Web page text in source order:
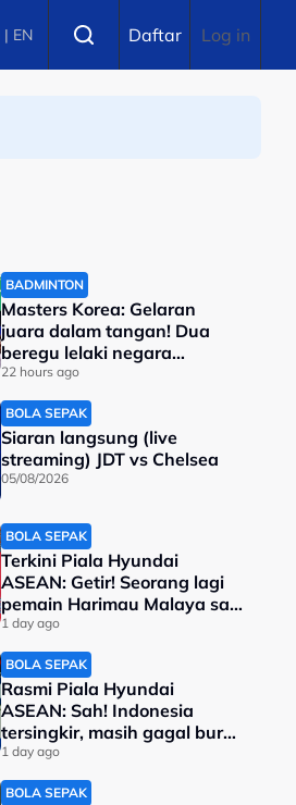
| EN Daftar Log in
BADMINTON
Masters Korea: Gelaran
juara dalam tangan! Dua
beregu lelaki negara
berentap di final
22 hours ago
BOLA SEPAK
Siaran langsung (live
streaming) JDT vs Chelsea
05/08/2026
BOLA SEPAK
Terkini Piala Hyundai
ASEAN: Getir! Seorang lagi
pemain Harimau Malaya sah
terkeluar
1 day ago
BOLA SEPAK
Rasmi Piala Hyundai
ASEAN: Sah! Indonesia
tersingkir, masih gagal buru
kejuaraan
1 day ago
BOLA SEPAK